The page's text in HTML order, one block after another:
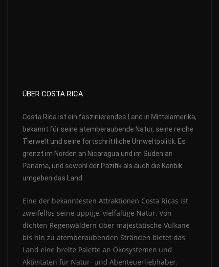
ÜBER COSTA RICA
Costa Rica ist ein faszinierendes Land in Mittelamerika,
bekannt für seine atemberaubende Natur, seine reiche
Tierwelt und seine fortschrittliche Umweltpolitik. Es
grenzt im Norden an Nicaragua und im Süden an
Panama, und sowohl der Pazifik als auch die Karibik
umgeben das Land.
Eine der bekanntesten Attraktionen Costa Ricas ist
zweifellos seine üppige, vielfältige Natur. Von
dichten Regenwäldern über majestätische Vulkane
bis hin zu atemberaubenden Stränden bietet das
Land eine breite Palette an Ökosystemen und
Aktivitäten für Natur- und Abenteuerliebhaber.